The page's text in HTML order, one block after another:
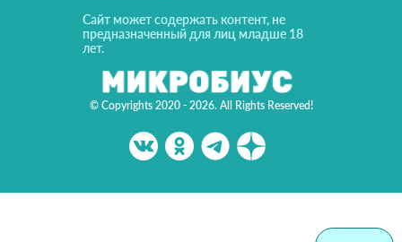
© Copyrights 2020 - 2026. All Rights Reserved!
Сайт может содержать контент, не
предназначенный для лиц младше 18
лет.